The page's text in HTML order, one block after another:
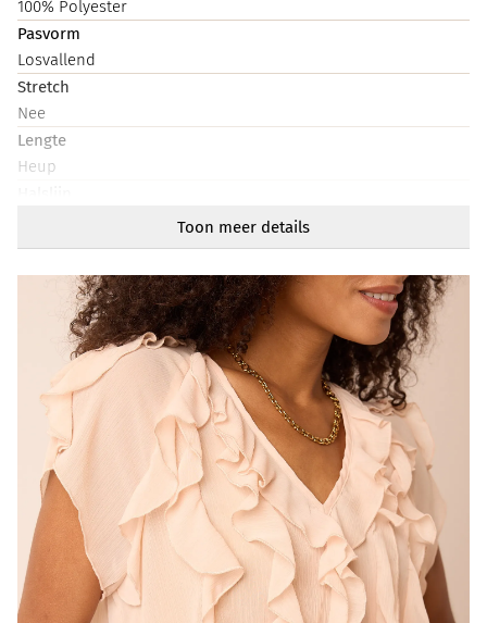
100% Polyester
Pasvorm
Losvallend
Stretch
Nee
Lengte
Heup
Mouwlengte
Kort
Artikelnummer
219021-703
Toon meer details